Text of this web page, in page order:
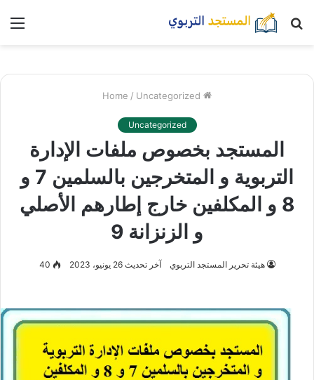
بحث
/ Uncategorized
Uncategorized
المستجد بخصوص ملفات الإدارة
التربوية و المتخرجين بالسلمين 7 و
8 و المكلفين خارج إطارهم الأصلي
و الزنزانة 9
هيئة تحرير المستجد التربوي آخر تحديث 26 يونيو، 2023 40